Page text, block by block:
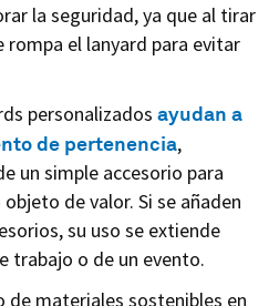
la seguridad, ya que al tirar
rompa el lanyard para evitar
personalizados ayudan a
de pertenencia,
un simple accesorio para
de valor. Si se añaden
su uso se extiende
trabajo o de un evento.
de materiales sostenibles en